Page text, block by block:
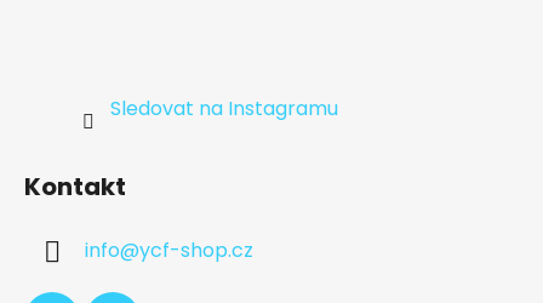
Sledovat na Instagramu
Kontakt
info@ycf-shop.cz